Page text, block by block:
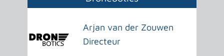
Arjan van der Zouwen
Directeur